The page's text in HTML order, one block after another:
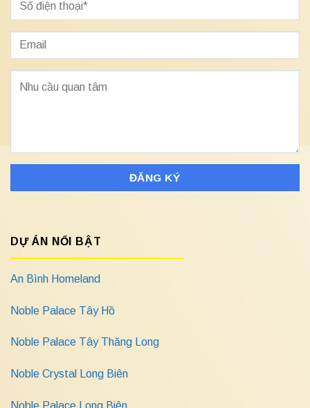
DỰ ÁN NỔI BẬT
An Bình Homeland
Noble Palace Tây Hồ
Noble Palace Tây Thăng Long
Noble Crystal Long Biên
Noble Palace Long Biên